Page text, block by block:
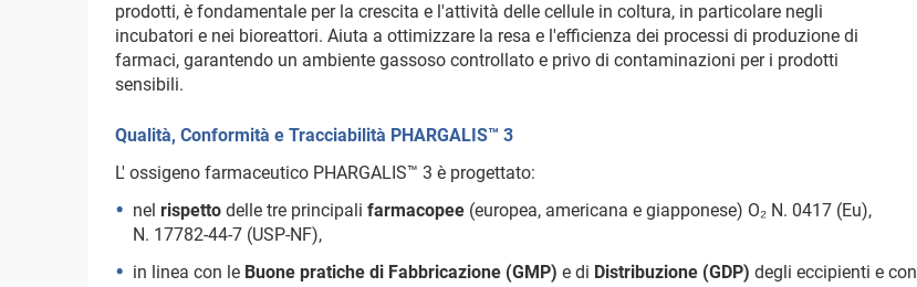
prodotti, è fondamentale per la crescita e l'attività delle cellule in coltura, in particolare negli
incubatori e nei bioreattori. Aiuta a ottimizzare la resa e l'efficienza dei processi di produzione di
farmaci, garantendo un ambiente gassoso controllato e privo di contaminazioni per i prodotti
sensibili.
Qualità, Conformità e Tracciabilità PHARGALIS™ 3
L' ossigeno farmaceutico PHARGALIS™ 3 è progettato:
nel rispetto delle tre principali farmacopee (europea, americana e giapponese) O₂ N. 0417 (Eu),
N. 17782-44-7 (USP-NF),
in linea con le Buone pratiche di Fabbricazione (GMP) e di Distribuzione (GDP) degli eccipienti e con